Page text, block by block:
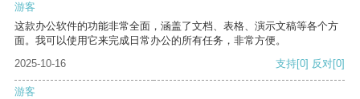
游客
这款办公软件的功能非常全面，涵盖了文档、表格、演示文稿等各个方
面。我可以使用它来完成日常办公的所有任务，非常方便。
2025-10-16
支持[0] 反对[0]
游客